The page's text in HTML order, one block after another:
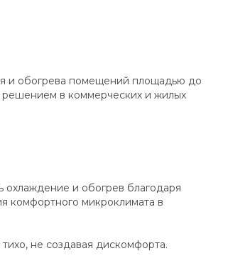
и обогрева помещений площадью до
решением в коммерческих и жилых
и обогрев благодаря
комфортного микроклимата в
не создавая дискомфорта.